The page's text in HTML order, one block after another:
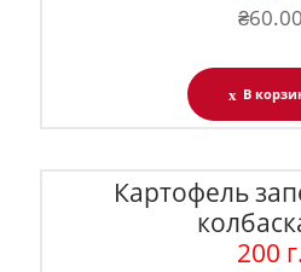
₴60.00
В
Картофель
200 г.